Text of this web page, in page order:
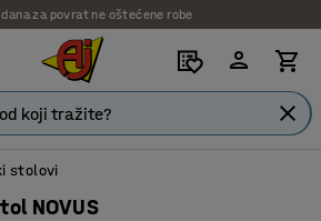
dana za povrat ne oštećene robe
stolovi
NOVUS